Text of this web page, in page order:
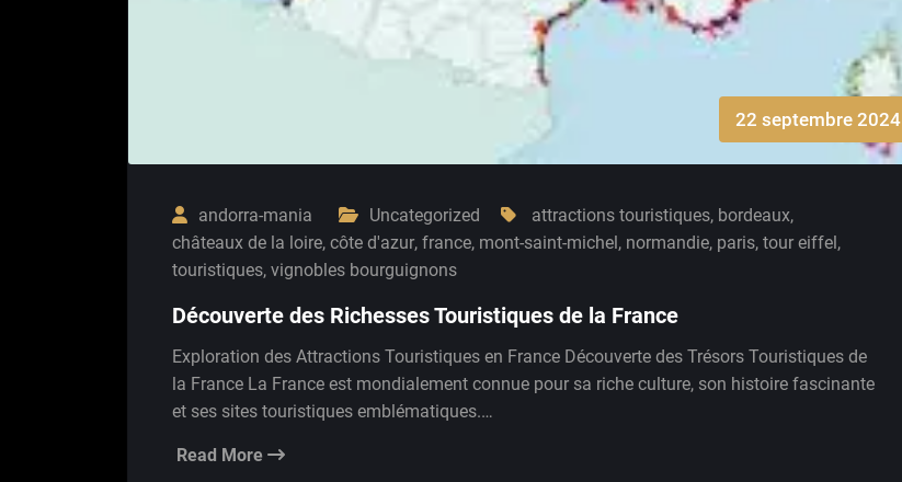
22 septembre 2024
andorra-mania Uncategorized attractions touristiques, bordeaux,
châteaux de la loire, côte d'azur, france, mont-saint-michel, normandie, paris, tour eiffel,
touristiques, vignobles bourguignons
Découverte des Richesses Touristiques de la France
Exploration des Attractions Touristiques en France Découverte des Trésors Touristiques de
la France La France est mondialement connue pour sa riche culture, son histoire fascinante
et ses sites touristiques emblématiques.…
Read More